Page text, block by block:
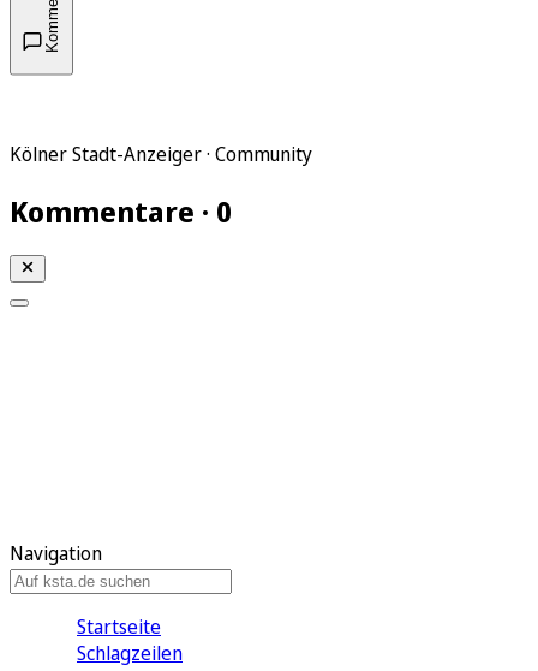
Kölner Stadt-Anzeiger · Community
Kommentare · 0
Navigation
Startseite
Schlagzeilen